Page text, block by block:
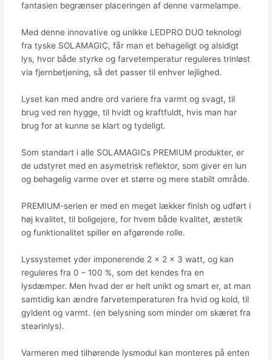
fantasien begrænser placeringen af denne varmelampe.
Med denne innovative og unikke LEDPRO DUO teknologi
fra tyske SOLAMAGIC, får man et behageligt og alsidigt
lys, hvor både styrke og farvetemperatur reguleres trinløst
via fjernbetjening, så det passer til enhver lejlighed.
Lyset kan med andre ord variere fra varmt og svagt, til
brug ved ren hygge, til hvidt og kraftfuldt, hvis man har
brug for at kunne se klart og tydeligt.
Som standart i alle SOLAMAGICs PREMIUM produkter, er
de udstyret med en asymetrisk reflektor, som giver en lun
og behagelig varme over et større og mere stabilt område.
PREMIUM-serien er med en meget lækker finish og udført i
høj kvalitet, til boligejere, for hvem både kvalitet, æstetik
og funktionalitet spiller en afgørende rolle.
Lyssystemet yder imponerende 2 x 2 x 3 watt, og kan
reguleres fra 0 – 100 %, som det kendes fra en
lysdæmper. Men hvad der er helt unikt og smart er, at man
samtidig kan ændre farvetemperaturen fra hvid og kold, til
gyldent og varmt. (en belysning som minder om skæret fra
stearinlys).
Varmeren med tilhørende lysmodul kan monteres på enten